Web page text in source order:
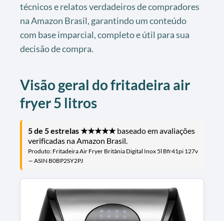
técnicos e relatos verdadeiros de compradores
na Amazon Brasil, garantindo um conteúdo
com base imparcial, completo e útil para sua
decisão de compra.
Visão geral do fritadeira air
fryer 5 litros
5 de 5 estrelas ★★★★★baseado em avaliações
verificadas na Amazon Brasil.
Produto: Fritadeira Air Fryer Britânia Digital Inox 5l Bfr41pi 127v
— ASIN B0BP2SY2PJ